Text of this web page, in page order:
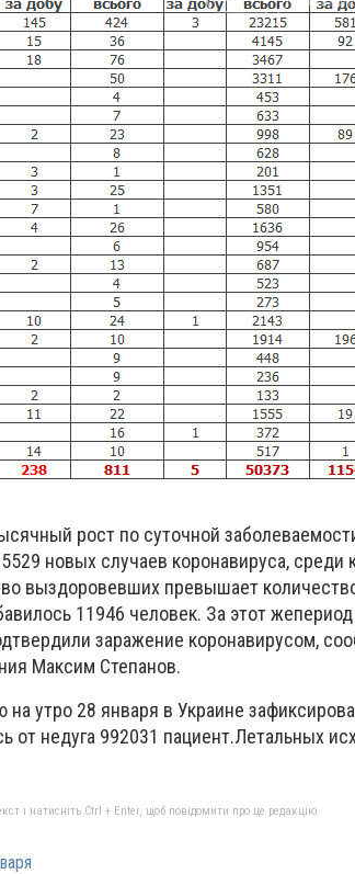
рост по суточной
новых случаев коронавируса, среди
выздоровевших превышает
11946 человек. За этот
заражение коронавирусом,
Максим Степанов.
утро 28 января в Украине
от недуга 992031 пациент.Летальных
і натисніть Ctrl + Enter, щоб повідомити про це редакцію